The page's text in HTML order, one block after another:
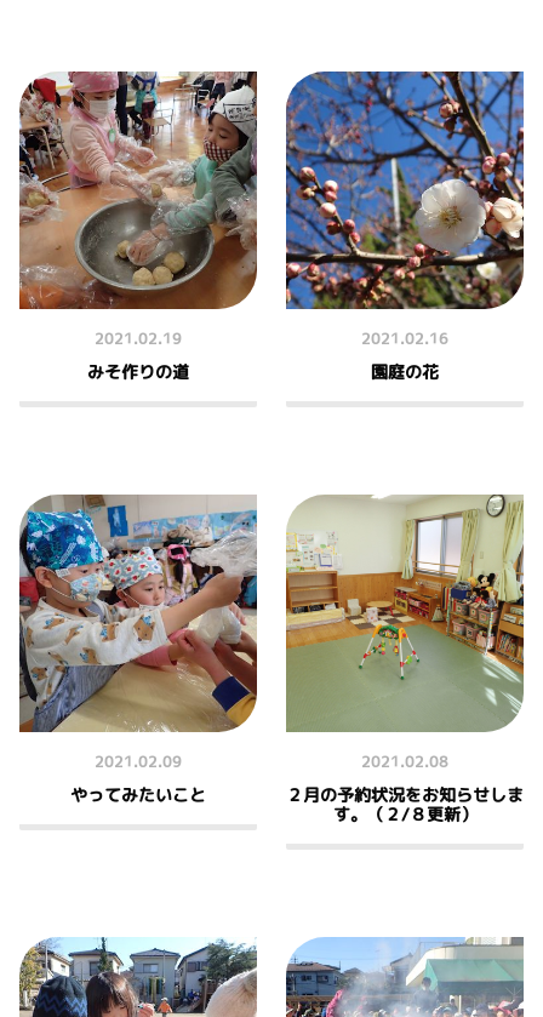
2021.02.19
みそ作りの道
2021.02.16
園庭の花
2021.02.09
やってみたいこと
2021.02.08
２月の予約状況をお知らせしま
す。（２/８更新）